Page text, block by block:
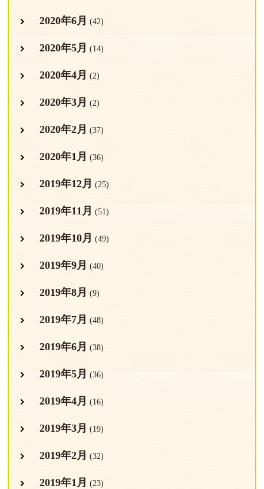
2020年6月 (42)
2020年5月 (14)
2020年4月 (2)
2020年3月 (2)
2020年2月 (37)
2020年1月 (36)
2019年12月 (25)
2019年11月 (51)
2019年10月 (49)
2019年9月 (40)
2019年8月 (9)
2019年7月 (48)
2019年6月 (38)
2019年5月 (36)
2019年4月 (16)
2019年3月 (19)
2019年2月 (32)
2019年1月 (23)